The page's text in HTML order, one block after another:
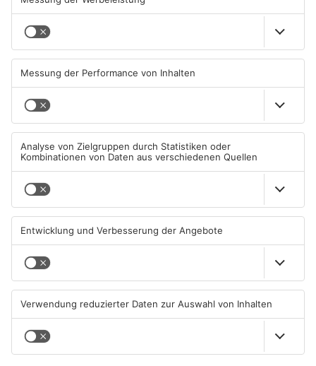
Autofahrerin mit drei
Promille in Eichenbühl
gestoppt
31.07.2026, 11:45 UHR IN KREIS
MILTENBERG
Sohlbach wird Leiterin der
Allgemein- und
Viszeralchirurgie
31.07.2026, 11:35 UHR IN KREIS